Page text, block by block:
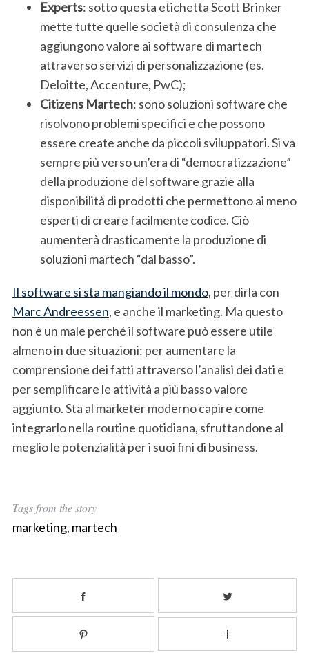
Experts: sotto questa etichetta Scott Brinker
mette tutte quelle società di consulenza che
aggiungono valore ai software di martech
attraverso servizi di personalizzazione (es.
Deloitte, Accenture, PwC);
Citizens Martech: sono soluzioni software che
risolvono problemi specifici e che possono
essere create anche da piccoli sviluppatori. Si va
sempre più verso un’era di “democratizzazione”
della produzione del software grazie alla
disponibilità di prodotti che permettono ai meno
esperti di creare facilmente codice. Ciò
aumenterà drasticamente la produzione di
soluzioni martech “dal basso”.
Il software si sta mangiando il mondo, per dirla con
Marc Andreessen, e anche il marketing. Ma questo
non è un male perché il software può essere utile
almeno in due situazioni: per aumentare la
comprensione dei fatti attraverso l’analisi dei dati e
per semplificare le attività a più basso valore
aggiunto. Sta al marketer moderno capire come
integrarlo nella routine quotidiana, sfruttandone al
meglio le potenzialità per i suoi fini di business.
Tags from the story
marketing, martech
S
a
r
c
h
o
r
: